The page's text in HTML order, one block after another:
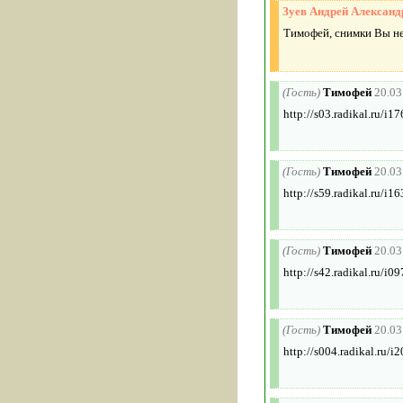
Зуев Андрей
Тимофей, снимки Вы
(Гость) Тимофей
http://s03.radikal.ru/
(Гость) Тимофей
http://s59.radikal.ru/
(Гость) Тимофей
http://s42.radikal.ru/
(Гость) Тимофей
http://s004.radikal.ru/